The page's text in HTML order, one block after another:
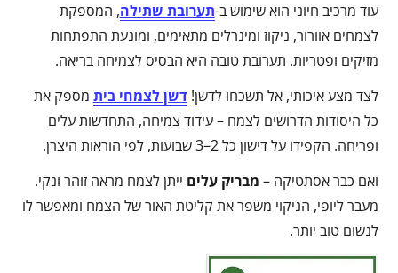
עוד מרכיב חיוני הוא שימוש ב-תערובת שתילה, המספקת
לצמחים אוורור, ניקוז ומינרלים מתאימים, ומונעת התפתחות
מזיקים ופטריות. תערובת טובה היא הבסיס לצמיחה בריאה.
לצד מצע איכותי, אל תשכחו לדשן!דשן לצמחי בית מספק את
כל היסודות הדרושים לצמח – עידוד צמיחה, התחדשות עלים
ופריחה. הקפידו על דישון כל 2–3 שבועות, לפי הוראות היצרן.
ואם כבר אסתטיקה – מבריק עלים ייתן לצמח מראה זוהר ונקי.
מעבר ליופי, הניקוי משפר את קליטת האור של הצמח ומאפשר לו
לנשום טוב יותר.